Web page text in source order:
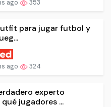
ago 353
para jugar futbol y
ago 324
experto
jugadores ...